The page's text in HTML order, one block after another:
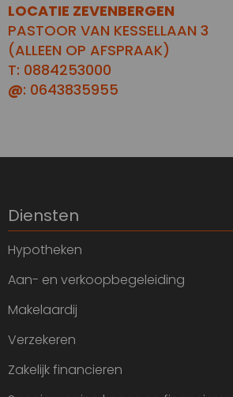
LOCATIE ZEVENBERGEN
PASTOOR VAN KESSELLAAN 3
(ALLEEN OP AFSPRAAK)
T: 0884253000
@: 0643835955
Diensten
Hypotheken
Aan- en verkoopbegeleiding
Makelaardij
Verzekeren
Zakelijk financieren